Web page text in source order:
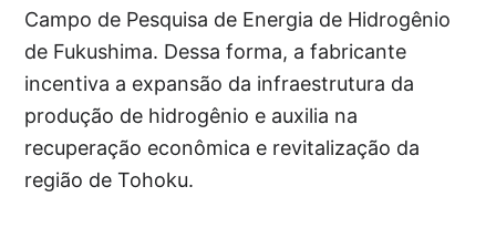
Campo de Pesquisa de Energia de Hidrogênio
de Fukushima. Dessa forma, a fabricante
incentiva a expansão da infraestrutura da
produção de hidrogênio e auxilia na
recuperação econômica e revitalização da
região de Tohoku.